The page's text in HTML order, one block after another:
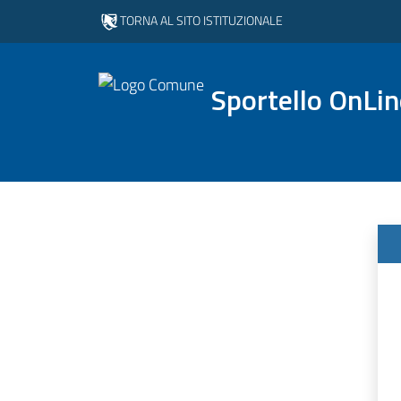
TORNA AL SITO ISTITUZIONALE
Sportello